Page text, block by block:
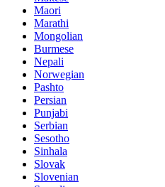
Maori
Marathi
Mongolian
Burmese
Nepali
Norwegian
Pashto
Persian
Punjabi
Serbian
Sesotho
Sinhala
Slovak
Slovenian